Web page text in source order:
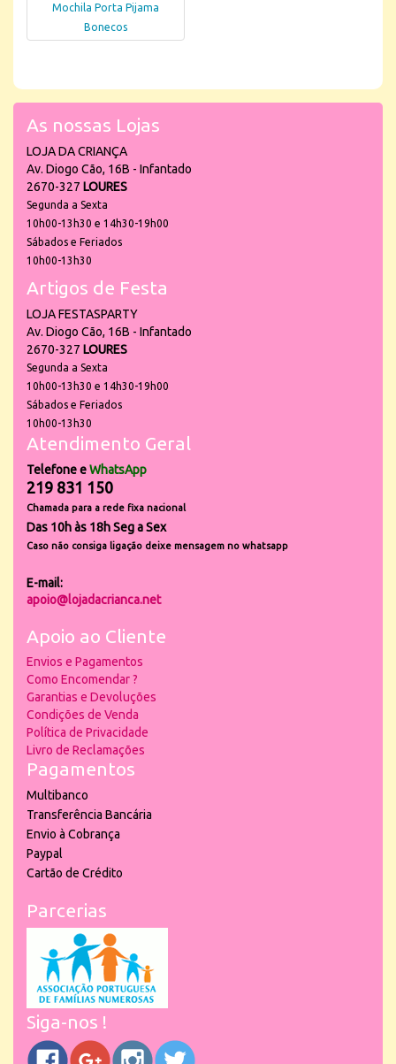
Mochila Porta Pijama
Bonecos
As nossas Lojas
LOJA DA CRIANÇA
Av. Diogo Cão, 16B - Infantado
2670-327 LOURES
Segunda a Sexta
10h00-13h30 e 14h30-19h00
Sábados e Feriados
10h00-13h30
Artigos de Festa
LOJA FESTASPARTY
Av. Diogo Cão, 16B - Infantado
2670-327 LOURES
Segunda a Sexta
10h00-13h30 e 14h30-19h00
Sábados e Feriados
10h00-13h30
Atendimento Geral
Telefone eWhatsApp
219 831 150
Chamada para a rede fixa nacional
Das 10h às 18h Seg a Sex
Caso não consiga ligação deixe mensagem no whatsapp
E-mail:
apoio@lojadacrianca.net
Apoio ao Cliente
Envios e Pagamentos
Como Encomendar ?
Garantias e Devoluções
Condições de Venda
Política de Privacidade
Livro de Reclamações
Pagamentos
Multibanco
Transferência Bancária
Envio à Cobrança
Paypal
Cartão de Crédito
Parcerias
Siga-nos !